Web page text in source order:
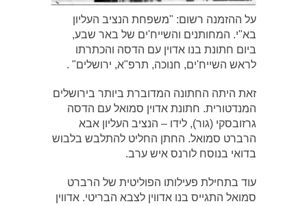
על ההזמנה רשום: "משפחת הנציב העליון
בא"י. המחותנים והשייח'ים של באר שבע,
ביום חתונת בנו אדוין עם הדסה והכתרתו
לראש השייח'ים, חנוכה, תרפ"א, ירושלים" .
זאת היתה החתונה המדוברת ביותר בירושלים
המנדטורית. חתונת אדוין סמואל עם הדסה
גרזובסקי (גור), לידו – הנציב העליון אבא
הרברט סמואל. החתן החליט להתלבש בלבוש
בדואי בנוסח לורנס איש ערב.
עוד בתחילת פעילותו הפוליטית של הרברט
סמואל התגייס בנו אדווין לצבא הבריטי. אדווין